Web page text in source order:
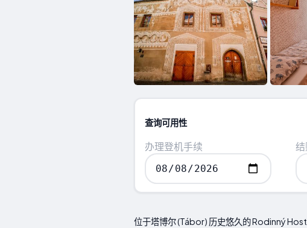
查询可用性
办理登机手续
位于塔博尔 (Tábor) 历史悠久的 Rodinný